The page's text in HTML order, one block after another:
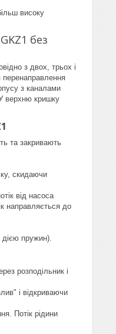
високу
без
з двох, трьох і
перенаправлення
з каналами
У верхню кришку
та закривають
скидаючи
від насоса
направляється до
дією пружин).
розподільник і
і відкриваючи
Потік рідини